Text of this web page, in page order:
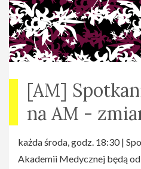
[AM]
na AM -
każda środa, godz. 18:30 |
Akademii Medycznej będą